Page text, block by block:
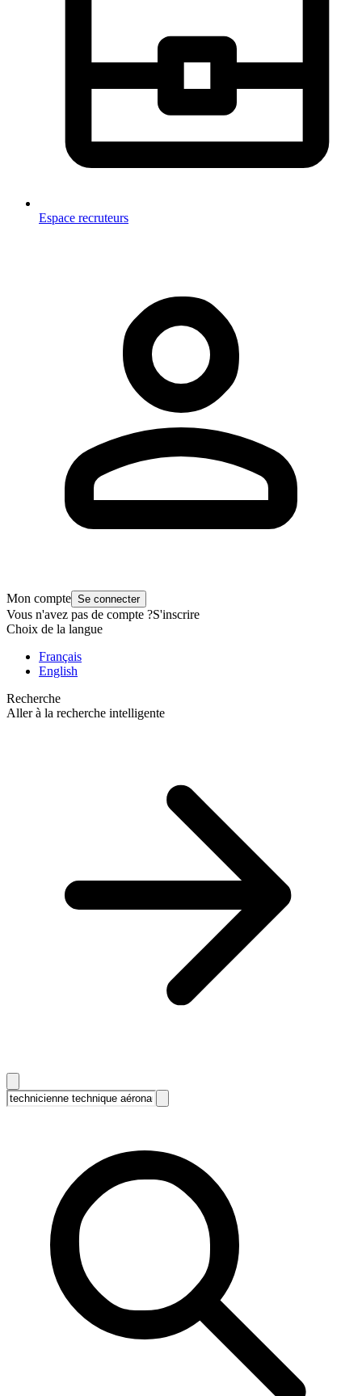
Espace recruteurs
Mon compte Se connecter
Vous n'avez pas de compte ?S'inscrire
Choix de la langue
Français
English
Recherche
Aller à la recherche intelligente